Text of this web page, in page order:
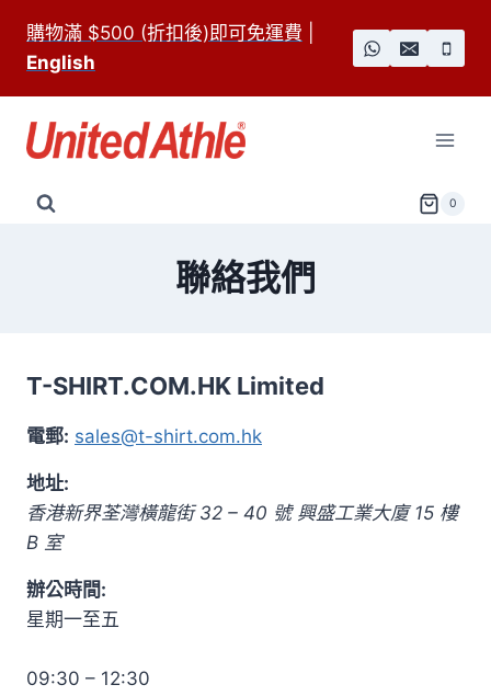
content
購物滿 $500 (折扣後)即可免運費
English
0
聯絡我們
T-SHIRT.COM.HK Limited
電郵: sales@t-shirt.com.hk
地址:
香港新界荃灣橫龍街 32 – 40 號 興盛工業大廈 15 樓
B 室
辦公時間:
星期一至五
09:30 – 12:30